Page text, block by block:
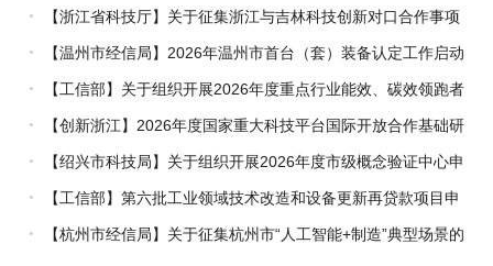
能竞赛的通知
【浙江省科技厅】关于征集浙江与吉林科技创新对口合作事项
的通知【温州市经信局】2026年温州市首台（套）装备认定工作启动
【工信部】关于组织开展2026年度重点行业能效、碳效领跑者
企业推荐工作的通知
【创新浙江】2026年度国家重大科技平台国际开放合作基础研
究专项（试点）项目指南
【绍兴市科技局】关于组织开展2026年度市级概念验证中心申
报工作的通知
【工信部】第六批工业领域技术改造和设备更新再贷款项目申
报工作启动
【杭州市经信局】关于征集杭州市“人工智能+制造”典型场景的